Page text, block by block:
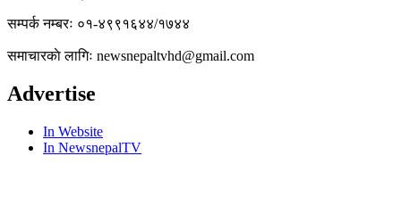
सम्पर्क नम्बरः ०१-४९९१६४४/१७४४
समाचारकाे लागिः newsnepaltvhd@gmail.com
Advertise
In Website
In NewsnepalTV